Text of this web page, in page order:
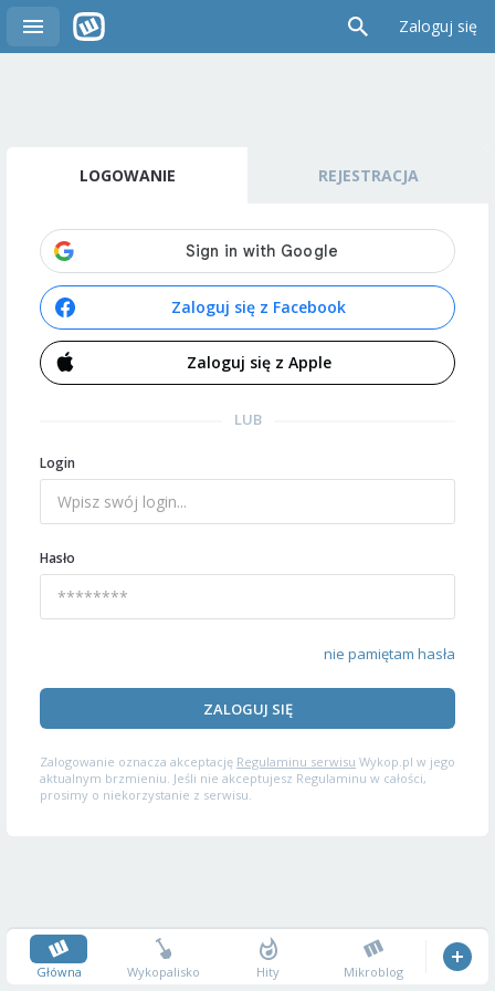
Zaloguj się
LOGOWANIE REJESTRACJA
Zaloguj się z Facebook
Zaloguj się z Apple
LUB
Login
Hasło
nie pamiętam hasła
ZALOGUJ SIĘ
Zalogowanie oznacza akceptację Regulaminu serwisu Wykop.pl w jego
aktualnym brzmieniu. Jeśli nie akceptujesz Regulaminu w całości,
prosimy o niekorzystanie z serwisu.
Główna Wykopalisko Hity Mikroblog